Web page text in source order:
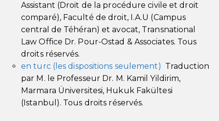
Assistant (Droit de la procédure civile et droit
comparé), Faculté de droit, I.A.U (Campus
central de Téhéran) et avocat, Transnational
Law Office Dr. Pour-Ostad & Associates. Tous
droits réservés.
en turc (les dispositions seulement) Traduction
par M. le Professeur Dr. M. Kamil Yildirim,
Marmara Üniversitesi, Hukuk Fakültesi
(Istanbul). Tous droits réservés.